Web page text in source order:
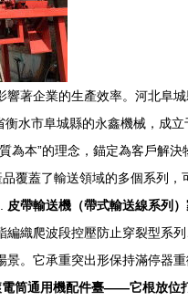
著企業的生產效率。河北阜
水市阜城縣的永鑫機械，成
本”的理念，錨定為客戶解
蓋了輸送領域的多個系列
皮帶輸送機（帶式輸送線系列
織爬波段控壓防止穿裂型系
。它承重突出形保持滿停器
筒通用機配件臺——它根放位